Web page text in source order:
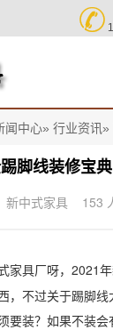

闻中心» 行业资讯»
脚线装修宝
新中式家具 153
家具厂呀，2021
，不过关于踢脚
要装？如果不装